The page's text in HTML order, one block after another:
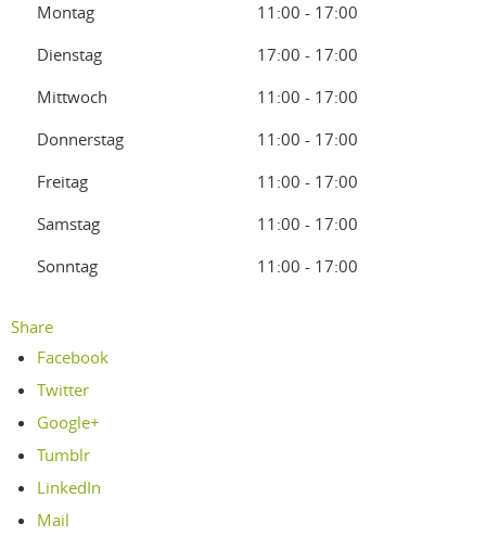
Montag
11:00 - 17:00
Dienstag
17:00 - 17:00
Mittwoch
11:00 - 17:00
Donnerstag
11:00 - 17:00
Freitag
11:00 - 17:00
Samstag
11:00 - 17:00
Sonntag
11:00 - 17:00
Share
Facebook
Twitter
Google+
Tumblr
LinkedIn
Mail